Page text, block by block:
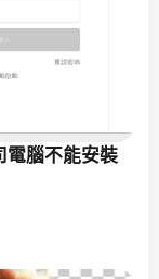
電腦不能安裝